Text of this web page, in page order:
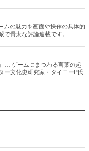
ムの魅力を画面や操作の具体的
骨太な評論連載です。
… ゲームにまつわる言葉の起
ー文化史研究家・タイニーP氏